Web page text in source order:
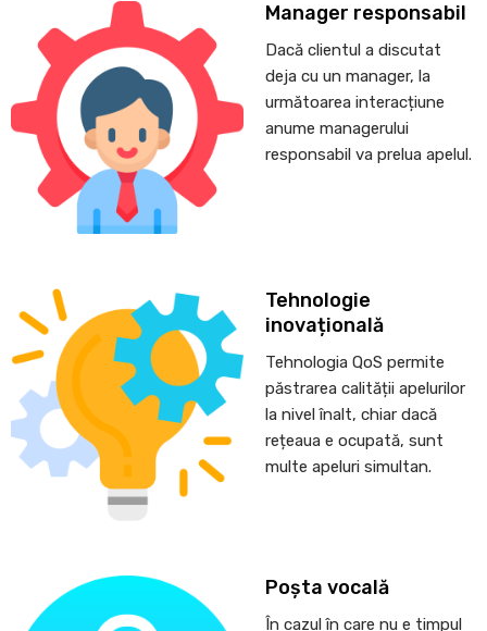
Manager responsabil
Dacă clientul a discutat
deja cu un manager, la
următoarea interacțiune
anume managerului
responsabil va prelua apelul.
Tehnologie
inovațională
Tehnologia QoS permite
păstrarea calității apelurilor
la nivel înalt, chiar dacă
rețeaua e ocupată, sunt
multe apeluri simultan.
Poșta vocală
În cazul în care nu e timpul